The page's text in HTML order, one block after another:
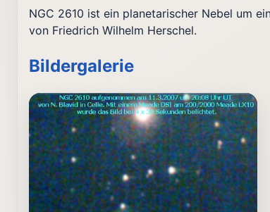
NGC 2610 ist ein planetarischer Nebel um
von Friedrich Wilhelm Herschel.
Bildergalerie